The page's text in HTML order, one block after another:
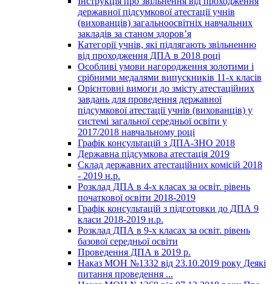
державної підсумкової атестації учнів
(вихованців) загальноосвітніх навчальних
закладів за станом здоров’я
Категорії учнів, які підлягають звільненню
від проходження ДПА в 2018 році
Особливі умови нагородження золотими і
срібними медалями випускників 11-х класів
Орієнтовні вимоги до змісту атестаційних
завдань для проведення державної
підсумкової атестації учнів (вихованців) у
системі загальної середньої освіти у
2017/2018 навчальному році
Графік консультацій з ДПА-ЗНО 2018
Державна підсумкова атестація 2019
Склад державних атестаційних комісій 2018
- 2019 н.р.
Розклад ДПА в 4-х класах за освіт. рівень
початкової освіти 2018-2019
Графік консультацій з підготовки до ДПА 9
класи 2018-2019 н.р.
Розклад ДПА в 9-х класах за освіт. рівень
базової середньої освіти
Проведення ДПА в 2019 р.
Наказ МОН №1332 від 23.10.2019 року Деякі
питання проведення ...